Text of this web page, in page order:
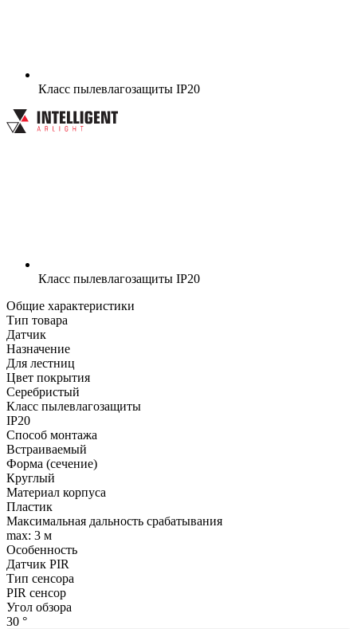
Класс пылевлагозащиты IP20
Класс пылевлагозащиты IP20
Общие характеристики
Тип товара
Датчик
Назначение
Для лестниц
Цвет покрытия
Серебристый
Класс пылевлагозащиты
IP20
Способ монтажа
Встраиваемый
Форма (сечение)
Круглый
Материал корпуса
Пластик
Максимальная дальность срабатывания
max: 3 м
Особенность
Датчик PIR
Тип сенсора
PIR сенсор
Угол обзора
30 °